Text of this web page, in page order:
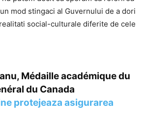
mod stingaci al Guvernului de a dori
social-culturale diferite de cele
Médaille académique du
du Canada
protejeaza asigurarea